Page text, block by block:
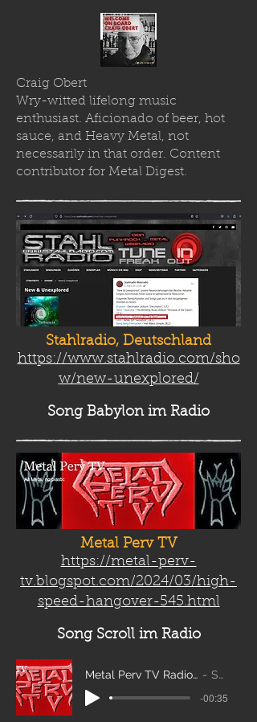
Craig Obert
Wry-witted lifelong music
enthusiast. Aficionado of beer, hot
sauce, and Heavy Metal, not
necessarily in that order. Content
contributor for Metal Digest.
Stahlradio, Deutschland
https://www.stahlradio.com/sho
w/new-unexplored/
Song Babylonim Radio
Metal Perv TV
https://metal-perv-
tv.blogspot.com/2024/03/high-
speed-hangover-545.html
Song Scrollim Radio
Metal Perv TV Radio Scroll_edit2 Sanity
-00:35